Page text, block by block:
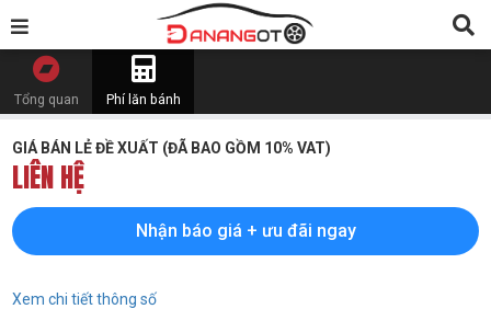
Tổng quan Phí lăn bánh
GIÁ BÁN LẺ ĐỀ XUẤT (ĐÃ BAO GỒM 10% VAT)
LIÊN HỆ
Nhận báo giá + ưu đãi ngay
Xem chi tiết thông số